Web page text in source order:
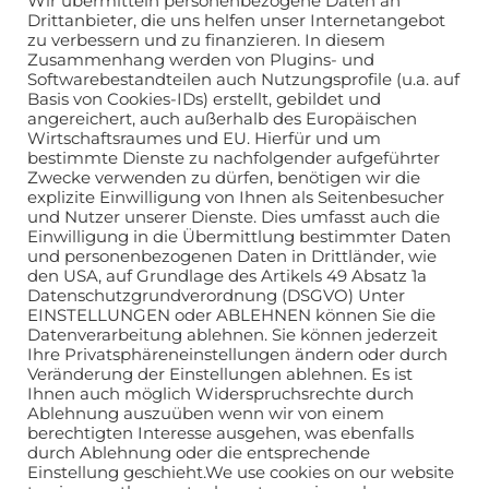
schriftliche Genehmigung des Autors ausdrücklich
untersagt.Presse und Publikationsanfragen richten Sie
bitte an unsere Redaktion.
Die auf diesem Blog veröffentlichten Informationen
dienen ausschließlich allgemeinen
Informationszwecken. Der Autor übernimmt keine
Gewähr für die Richtigkeit, Vollständigkeit oder
Aktualität der bereitgestellten Informationen. Jegliche
Haftung für Schäden, die direkt oder indirekt aus der
Nutzung der Inhalte entstehen, wird ausgeschlossen.
Drittanbieter, die uns helfen unser Internetangebot
zu verbessern und zu finanzieren. In diesem
Zusammenhang werden von Plugins- und
Softwarebestandteilen auch Nutzungsprofile (u.a. auf
Basis von Cookies-IDs) erstellt, gebildet und
angereichert, auch außerhalb des Europäischen
Wirtschaftsraumes und EU. Hierfür und um
bestimmte Dienste zu nachfolgender aufgeführter
Zwecke verwenden zu dürfen, benötigen wir die
explizite Einwilligung von Ihnen als Seitenbesucher
und Nutzer unserer Dienste. Dies umfasst auch die
Einwilligung in die Übermittlung bestimmter Daten
und personenbezogenen Daten in Drittländer, wie
den USA, auf Grundlage des Artikels 49 Absatz 1a
Datenschutzgrundverordnung (DSGVO) Unter
EINSTELLUNGEN oder ABLEHNEN können Sie die
Datenverarbeitung ablehnen. Sie können jederzeit
Ihre Privatsphäreneinstellungen ändern oder durch
Veränderung der Einstellungen ablehnen. Es ist
Ihnen auch möglich Widerspruchsrechte durch
Ablehnung auszuüben wenn wir von einem
berechtigten Interesse ausgehen, was ebenfalls
durch Ablehnung oder die entsprechende
Einstellung geschieht.We use cookies on our website